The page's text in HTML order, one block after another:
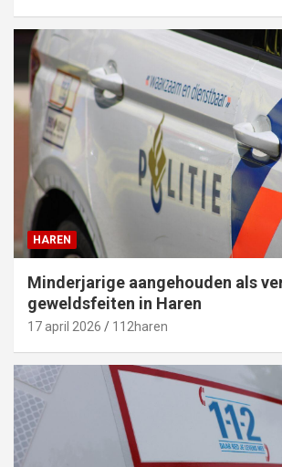
HAREN
Minderjarige aangehouden als
geweldsfeiten in Haren
17 april 2026 112haren